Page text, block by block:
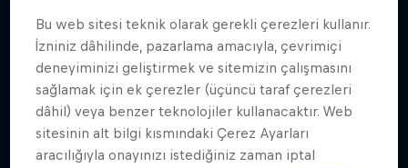
True North
Bu web sitesi teknik olarak gerekli çerezleri kullanır.
İzniniz dâhilinde, pazarlama amacıyla, çevrimiçi
deneyiminizi geliştirmek ve sitemizin çalışmasını
sağlamak için ek çerezler (üçüncü taraf çerezleri
dâhil) veya benzer teknolojiler kullanacaktır. Web
sitesinin alt bilgi kısmındaki Çerez Ayarları
aracılığıyla onayınızı istediğiniz zaman iptal